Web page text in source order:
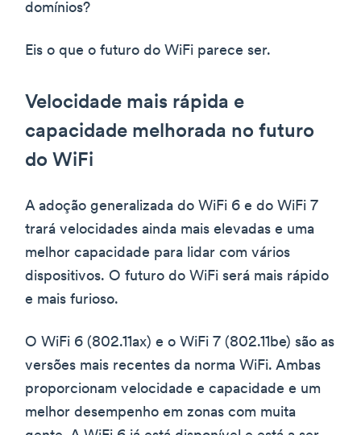
domínios?
Eis o que o futuro do WiFi parece ser.
Velocidade mais rápida e
capacidade melhorada no futuro
do WiFi
A adoção generalizada do WiFi 6 e do WiFi 7
trará velocidades ainda mais elevadas e uma
melhor capacidade para lidar com vários
dispositivos. O futuro do WiFi será mais rápido
e mais furioso.
O WiFi 6 (802.11ax) e o WiFi 7 (802.11be) são as
versões mais recentes da norma WiFi. Ambas
proporcionam velocidade e capacidade e um
melhor desempenho em zonas com muita